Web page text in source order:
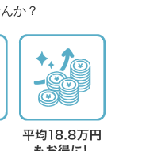
か？